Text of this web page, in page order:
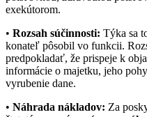
exekútorom.
• Rozsah súčinnosti: Týka sa
konateľ pôsobil vo funkcii.
predpokladať, že prispeje k
informácie o majetku, jeho
vyrubenie dane.
• Náhrada nákladov: Za